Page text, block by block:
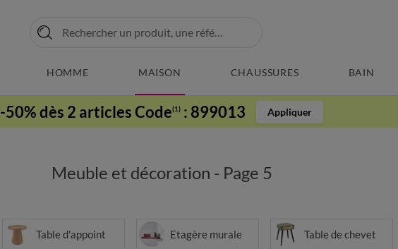
HOMME MAISON CHAUSSURES BAIN
-50% dès 2 articles Code(1) : 899013 Appliquer
Meuble et décoration - Page 5
Table d'appoint Etagère murale Table de chevet